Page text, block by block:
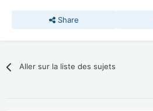
Share
Aller sur la liste des sujets